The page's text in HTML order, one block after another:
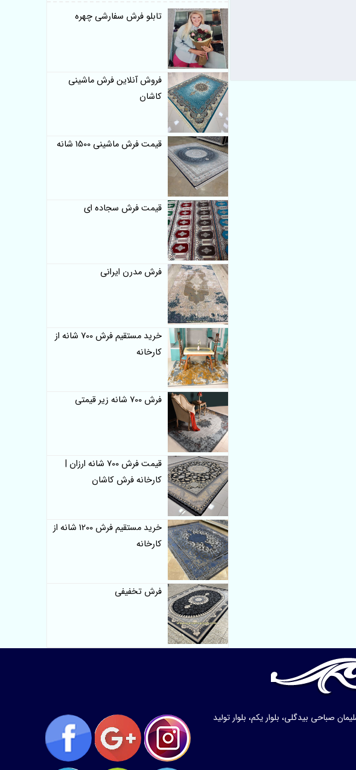
تابلو فرش سفارشی چهره
فروش آنلاین فرش ماشینی
کاشان
قیمت فرش ماشینی 1500 شانه
قیمت فرش سجاده ای
فرش مدرن ایرانی
خرید مستقیم فرش 700 شانه از
کارخانه
فرش 700 شانه زیر قیمتی
قیمت فرش 700 شانه ارزان |
کارخانه فرش کاشان
خرید مستقیم فرش 1200 شانه از
کارخانه
فرش تخفیفی
صباحی بیدگلی، بلوار یکم، بلوار تولید